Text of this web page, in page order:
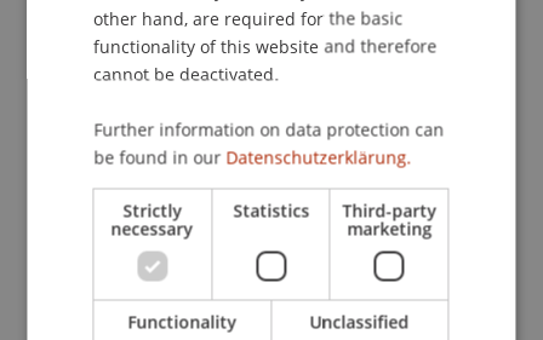
Forums Zürich
- Studierende der Aus- und Weiterbildung
(Inskription ist Voraussetzung) der Universität
Liechtenstein erhalten einen Spezialpreis von CHF
195.00 für das Finance Forum Zürich.
Event details
Contact
other hand, are required for the basic
functionality of this website and therefore
cannot be deactivated.
Further information on data protection can
be found in our Datenschutzerklärung.
Strictly
necessary
Statistics Third-party
marketing
Functionality Unclassified